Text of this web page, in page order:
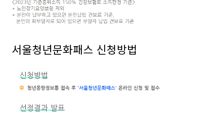
서울청년문화패스 신청방법